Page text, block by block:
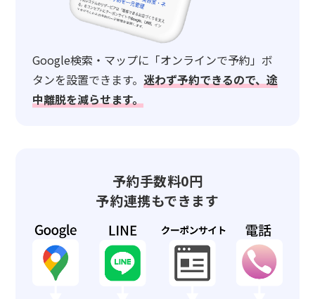
Google検索・マップに「オンラインで予約」ボ
タンを設置できます。迷わず予約できるので、途
中離脱を減らせます。
予約手数料0円
予約連携もできます